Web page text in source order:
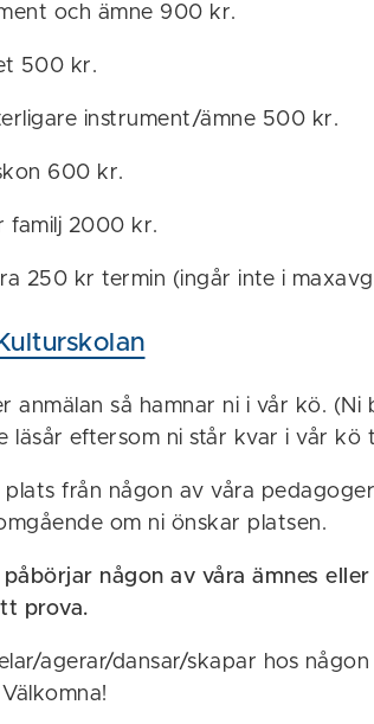
och ämne 900 kr.
500 kr.
instrument/ämne 500 kr.
600 kr.
familj 2000 kr.
250 kr termin (ingår inte i
anmälan så hamnar ni i vår kö. (Ni
läsår eftersom ni står kvar i vår kö
plats från någon av våra
om ni önskar platsen.
påbörjar någon av våra ämnes
prova.
agerar/dansar/skapar hos